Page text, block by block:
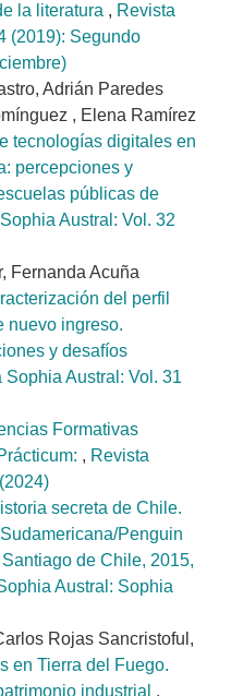
la literatura , Revista
(2019): Segundo
Adrián Paredes
, Elena Ramírez
tecnologías digitales en
percepciones y
públicas de
Austral: Vol. 32
Fernanda Acuña
del perfil
nuevo ingreso.
y desafíos
Sophia Austral: Vol. 31
Formativas
, Revista
secreta de Chile.
Penguin
de Chile, 2015,
Austral: Sophia
Rojas Sancristoful,
en Tierra del Fuego.
industrial ,